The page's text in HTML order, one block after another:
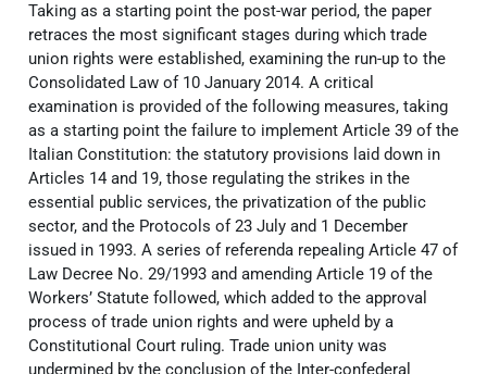
Taking as a starting point the post-war period, the paper
retraces the most significant stages during which trade
union rights were established, examining the run-up to the
Consolidated Law of 10 January 2014. A critical
examination is provided of the following measures, taking
as a starting point the failure to implement Article 39 of the
Italian Constitution: the statutory provisions laid down in
Articles 14 and 19, those regulating the strikes in the
essential public services, the privatization of the public
sector, and the Protocols of 23 July and 1 December
issued in 1993. A series of referenda repealing Article 47 of
Law Decree No. 29/1993 and amending Article 19 of the
Workers’ Statute followed, which added to the approval
process of trade union rights and were upheld by a
Constitutional Court ruling. Trade union unity was
undermined by the conclusion of the Inter-confederal